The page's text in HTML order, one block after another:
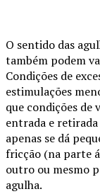
O sentido das
também podem
Condições de
estimulações
que condições de
entrada e
apenas se dá
fricção (na parte
outro ou mesmo
agulha.